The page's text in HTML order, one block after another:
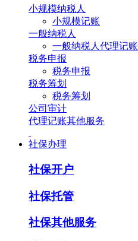
小规模纳税人
小规模记账
一般纳税人
一般纳税人代理记账
税务申报
税务申报
税务筹划
税务筹划
公司审计
代理记账其他服务
社保办理
社保开户
社保托管
社保其他服务